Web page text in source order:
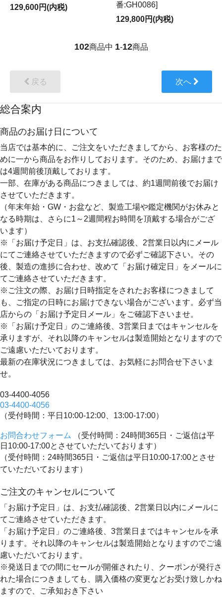
129,600円(内税)
番:GH0086]
129,800円(内税)
102商品中 1-12商品
戻る 次へ
総合案内
商品のお届け日について
当店では基本的に、ご注文をいただきましてから、お客様のた
めに一から商品をお作りしております。そのため、 お届けまで
は4週間前後頂戴しております。
一部、在庫がある商品につきましては、約1週間前後でお届け
させていただきます。
（年末年始・GW・お盆など、製造工場や鑑定機関がお休みと
なる時期は、さらに1～2週間程お時間を頂戴する場合がござ
います）
※「お届け予定日」は、お支払確認後、2営業日以内にメール
にてご連絡させていただきますので必ずご確認下さい。その
後、製造の進捗に合わせ、改めて「お届け確定日」をメールに
てご連絡させていただきます。
※ご注文の際、お届け日時指定をされたお客様につきまして
も、ご指定の日時にお届けできない場合がございます。必ず当
店からの「お届け予定日メール」をご確認下さいませ。
※「お届け予定日」のご連絡後、3営業日まではキャンセルを
承りますが、それ以降のキャンセルは製造開始となりますので
ご遠慮いただいております。
最新の在庫状況につきましては、お気軽にお問合せ下さいま
せ。
03-4400-4056
03-4400-4056
（受付時間：平日10:00-12:00、13:00-17:00）
お問合わせフォーム
（受付時間：24時間365日・ご返信は平
日10:00-17:00とさせていただいております）
（受付時間：24時間365日・ご返信は平日10:00-17:00とさせ
ていただいております）
ご注文のキャンセルについて
「お届け予定日」は、お支払確認後、 2営業日以内にメールに
てご連絡させていただきます。
「お届け予定日」のご連絡後、 3営業日まではキャンセルを承
ります。 それ以降のキャンセルは製造開始となりますのでご遠
慮いただいております。
※発送日までの間にセールが開催されたり、クーポンが発行さ
れた場合につきましても、購入価格の変更などお受け致しかね
ますので、ご承知おき下さい